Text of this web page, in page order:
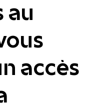
au
accès